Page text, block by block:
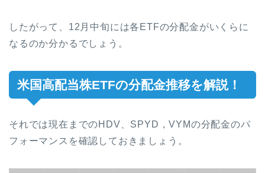
したがって、12月中旬には各ETFの分配金がいくらに
なるのか分かるでしょう。
米国高配当株ETFの分配金推移を解説！
それでは現在までのHDV、SPYD，VYMの分配金のパ
フォーマンスを確認しておきましょう。